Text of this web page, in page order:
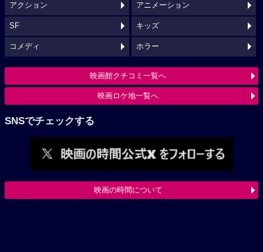
アクション アニメーション
SF キッズ
コメディ ホラー
映画館クチコミ一覧へ
映画ロケ地一覧へ
SNSでチェックする
映画の時間について